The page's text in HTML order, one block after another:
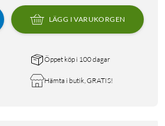
LÄGG I VARUKORGEN
Öppet köp i 100 dagar
Hämta i butik, GRATIS!